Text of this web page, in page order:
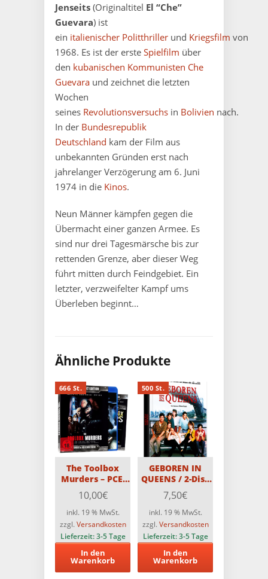
Jenseits (Originaltitel El “Che”
Guevara) ist
ein italienischer Politthriller und Kriegsfilm von
1968. Es ist der erste Spielfilm über
den kubanischen Kommunisten Che
Guevara und zeichnet die letzten
Wochen
seines Revolutionsversuchs in Bolivien nach.
In der Bundesrepublik
Deutschland kam der Film aus
unbekannten Gründen erst nach
jahrelanger Verzögerung am 6. Juni
1974 in die Kinos.
Neun Männer kämpfen gegen die
Übermacht einer ganzen Armee. Es
sind nur drei Tagesmärsche bis zur
rettenden Grenze, aber dieser Weg
führt mitten durch Feindgebiet. Ein
letzter, verzweifelter Kampf ums
Überleben beginnt…
Ähnliche Produkte
666 St.
The Toolbox
Murders – PCE-
Uncut-Edition –
Limitiert auf 666
Stück (Blu-
ray+DVD)
10,00€
inkl. 19 % MwSt.
zzgl. Versandkosten
Lieferzeit:3-5 Tage
In den
Warenkorb
500 St.
GEBOREN IN
QUEENS / 2-Disc
MediaBook
Edition mit Blu-
ray und DVD –
Limitiert auf 500
Stück
7,50€
inkl. 19 % MwSt.
zzgl. Versandkosten
Lieferzeit:3-5 Tage
In den
Warenkorb